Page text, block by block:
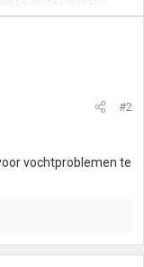
#2
vochtproblemen te